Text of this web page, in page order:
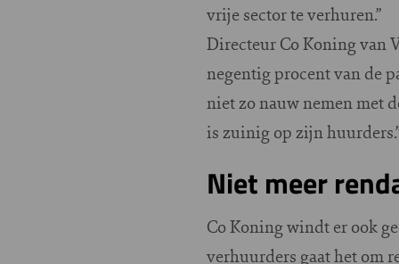
vrije sector te verhuren.”
Directeur Co Koning van
negentig procent van de
niet zo nauw nemen met
is zuinig op zijn
Niet meer
Co Koning windt er ook
verhuurders gaat het om